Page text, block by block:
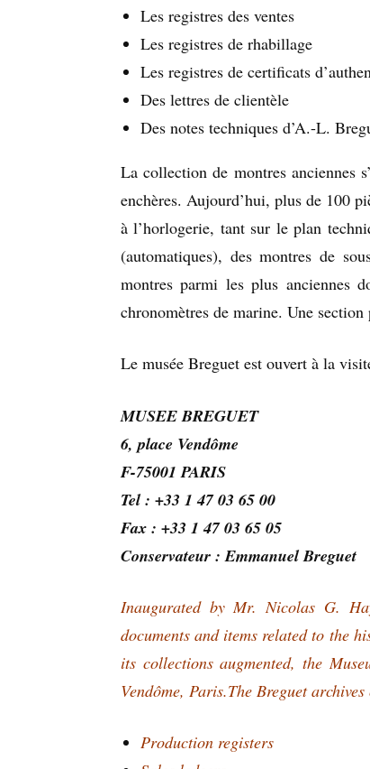
Les registres des ventes
Les registres de rhabillage
Les registres de certificats
Des lettres de clientèle
Des notes techniques d’A.-L.
La collection de montres anciennes
enchères. Aujourd’hui, plus de 100
à l’horlogerie, tant sur le plan
(automatiques), des montres de
montres parmi les plus anciennes
chronomètres de marine. Une
Le musée Breguet est ouvert à la
MUSEE BREGUET
6, place Vendôme
F-75001 PARIS
Tel : +33 1 47 03 65 00
Fax : +33 1 47 03 65 05
Conservateur : Emmanuel Breguet
Inaugurated by Mr. Nicolas G.
documents and items related to the
its collections augmented, the
Vendôme, Paris.The Breguet
Production registers